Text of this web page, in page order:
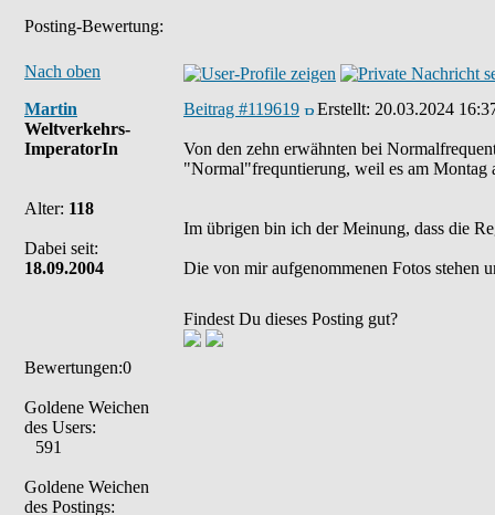
Posting-Bewertung:
Nach oben
Martin
Weltverkehrs-
ImperatorIn
Alter: 118
Dabei seit:
18.09.2004
Bewertungen:0
Goldene Weichen
des Users:
591
Goldene Weichen
des Postings:
Beitrag #119619 Erstellt: 20.03.2024
Von den zehn erwähnten bei
"Normal"frequntierung, weil es am Montag
Im übrigen bin ich der Meinung, dass die
Die von mir aufgenommenen Fotos stehen
Findest Du dieses Posting gut?